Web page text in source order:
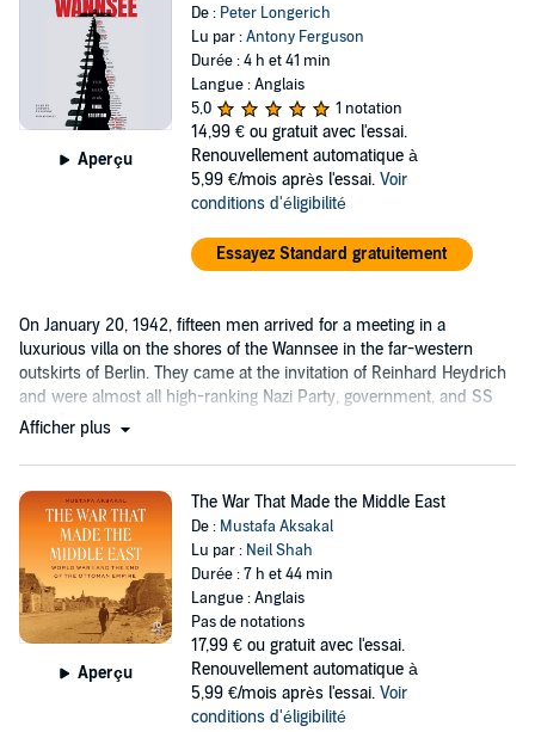
Aperçu
De : Peter Longerich
Lu par :Antony Ferguson
Durée : 4 h et 41 min
Langue : Anglais
5,0
1 notation
14,99 € ou gratuit avec l'essai.
Renouvellement automatique à
5,99 €/mois après l'essai. Voir
conditions d'éligibilité
Essayez Standard gratuitement
On January 20, 1942, fifteen men arrived for a meeting in a
luxurious villa on the shores of the Wannsee in the far-western
outskirts of Berlin. They came at the invitation of Reinhard Heydrich
and were almost all high-ranking Nazi Party, government, and SS
officials....
Afficher plus
Aperçu
The War That Made the Middle East
De : Mustafa Aksakal
Lu par : Neil Shah
Durée : 7 h et 44 min
Langue : Anglais
Pas de notations
17,99 € ou gratuit avec l'essai.
Renouvellement automatique à
5,99 €/mois après l'essai. Voir
conditions d'éligibilité